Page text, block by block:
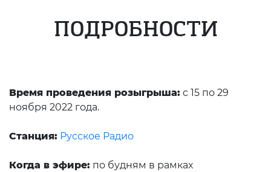
ПОДРОБНОСТИ
Время проведения розыгрыша: с 15 по 29
ноября 2022 года.
Станция: Русское Радио
Когда в эфире: по будням в рамках